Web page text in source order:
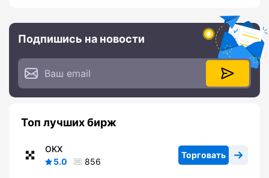
Подпишись на новости
Топ лучших бирж
OKX
5.0
856
Торговать